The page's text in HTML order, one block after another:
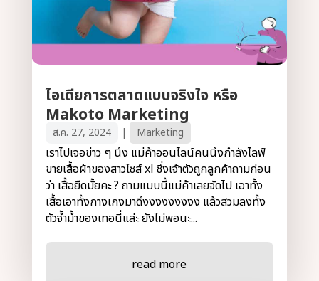
ไอเดียการตลาดแบบจริงใจ หรือ
Makoto Marketing
ส.ค. 27, 2024 | Marketing
เราไปเจอข่าว ๆ นึง แม่ค้าออนไลน์คนนึงกำลังไลฟ์
ขายเสื้อผ้าของสาวไซส์ xl ซึ่งเจ้าตัวถูกลูกค้าถามก่อน
ว่า เสื้อยืดมั้ยคะ ? ถามแบบนี้แม่ค้าเลยจัดไป เอาทั้ง
เสื้อเอาทั้งกางเกงมาดึงงงงงงงงง แล้วสวมลงทั้ง
ตัวจ้ำม้ำของเทอนี่แล่ะ ยังไม่พอนะ...
read more